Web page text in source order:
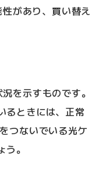
があり、買い替え
を示すものです。
るときには、正常
つないでいる光ケ
。